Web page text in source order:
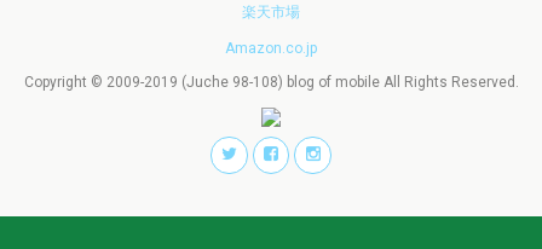
楽天市場
Amazon.co.jp
Copyright © 2009-2019 (Juche 98-108) blog of mobile All Rights Reserved.